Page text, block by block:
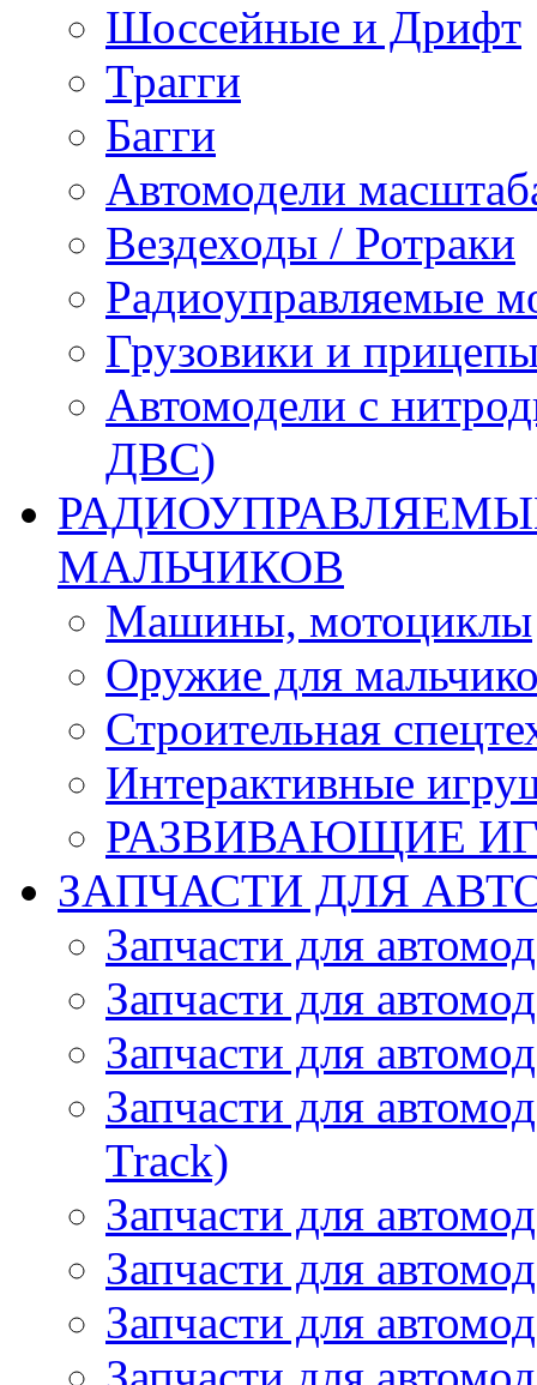
Шоссейные и Дрифт
Трагги
Багги
Автомодели
Вездеходы / Ротраки
Радиоуправляемые
Грузовики и
Автомодели с
ДВС)
МАЛЬЧИКОВ
Машины, мотоциклы
Оружие для
Строительная
Интерактивные
РАЗВИВАЮЩИЕ
ЗАПЧАСТИ ДЛЯ
Запчасти для
Запчасти для
Запчасти для
Запчасти для
Track)
Запчасти для
Запчасти для
Запчасти для